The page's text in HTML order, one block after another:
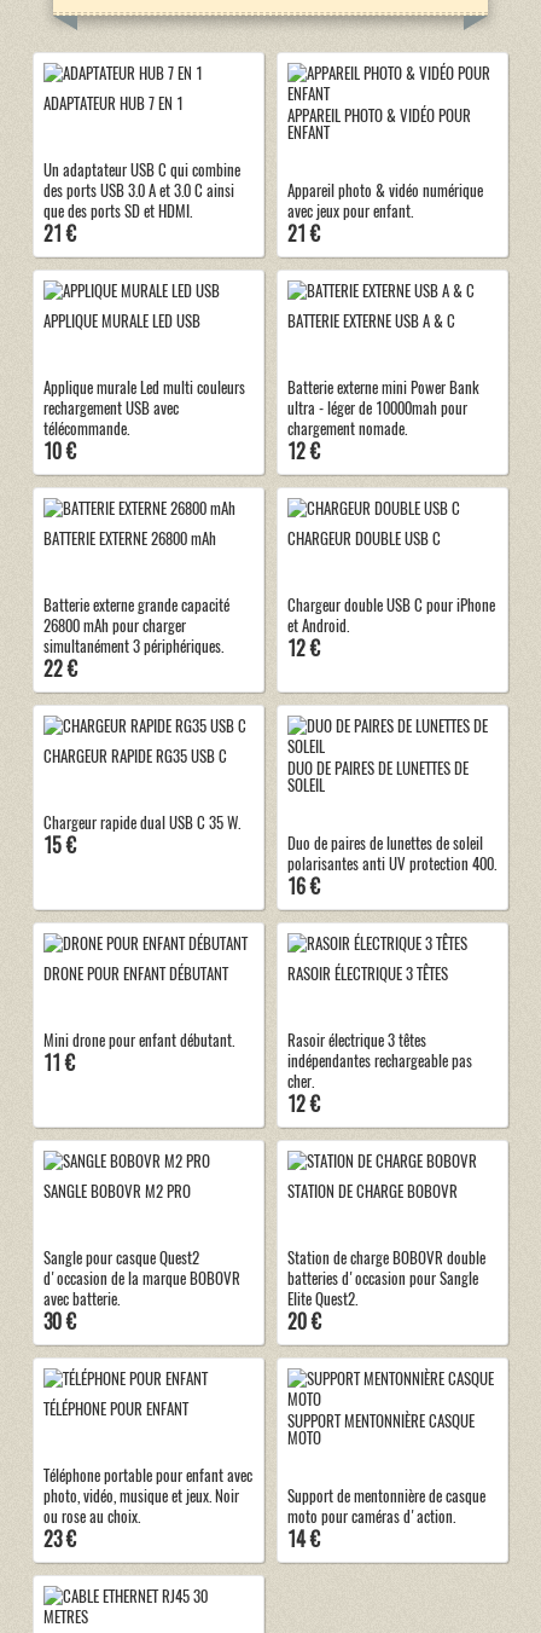
ADAPTATEUR HUB 7 EN 1
Un adaptateur USB C qui combine
des ports USB 3.0 A et 3.0 C ainsi
que des ports SD et HDMI.
21 €
APPAREIL PHOTO & VIDÉO POUR
ENFANT
Appareil photo & vidéo numérique
avec jeux pour enfant.
21 €
APPLIQUE MURALE LED USB
Applique murale Led multi couleurs
rechargement USB avec
télécommande.
10 €
BATTERIE EXTERNE USB A & C
Batterie externe mini Power Bank
ultra - léger de 10000mah pour
chargement nomade.
12 €
BATTERIE EXTERNE 26800 mAh
Batterie externe grande capacité
26800 mAh pour charger
simultanément 3 périphériques.
22 €
CHARGEUR DOUBLE USB C
Chargeur double USB C pour iPhone
et Android.
12 €
CHARGEUR RAPIDE RG35 USB C
Chargeur rapide dual USB C 35 W.
15 €
DUO DE PAIRES DE LUNETTES DE
SOLEIL
Duo de paires de lunettes de soleil
polarisantes anti UV protection 400.
16 €
DRONE POUR ENFANT DÉBUTANT
Mini drone pour enfant débutant.
11 €
RASOIR ÉLECTRIQUE 3 TÊTES
Rasoir électrique 3 têtes
indépendantes rechargeable pas
cher.
12 €
SANGLE BOBOVR M2 PRO
Sangle pour casque Quest2
d'occasion de la marque BOBOVR
avec batterie.
30 €
STATION DE CHARGE BOBOVR
Station de charge BOBOVR double
batteries d'occasion pour Sangle
Elite Quest2.
20 €
TÉLÉPHONE POUR ENFANT
Téléphone portable pour enfant avec
photo, vidéo, musique et jeux. Noir
ou rose au choix.
23 €
SUPPORT MENTONNIÈRE CASQUE
MOTO
Support de mentonnière de casque
moto pour caméras d'action.
14 €